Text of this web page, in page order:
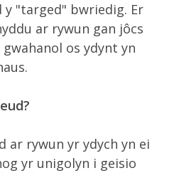
y "targed" bwriedig. Er
ar rywun gan jôcs
os ydynt yn
ar rywun yr ydych yn ei
yr unigolyn i geisio